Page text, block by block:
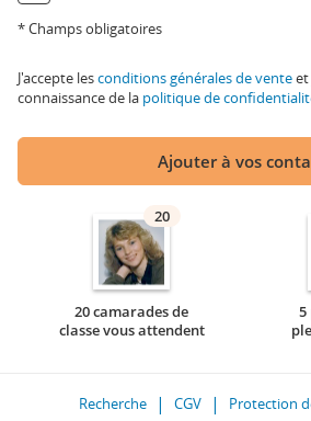
* Champs obligatoires
J'accepte lesconditions générales de venteet
connaissance de la politique de
Ajouter à vos
20
20 camarades de
classe vous attendent
5
Recherche CGV
Protection